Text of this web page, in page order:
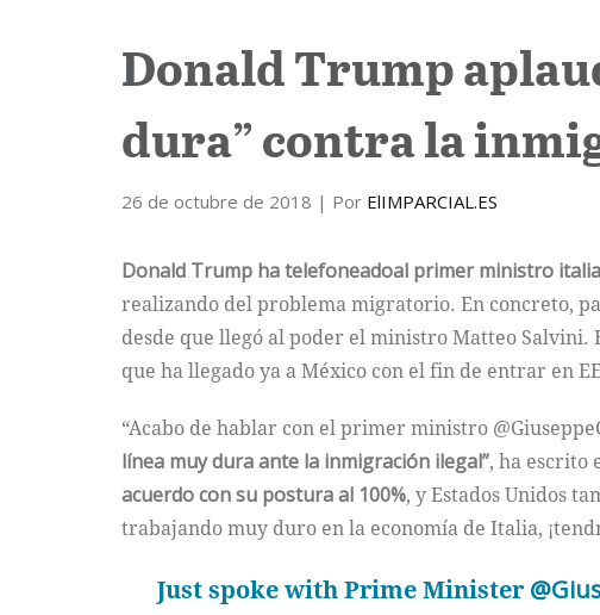
Donald Trump
dura” contra la
26 de octubre de 2018 | Por ElIMPARCIAL.ES
Donald Trump ha telefoneadoal primer ministro
realizando del problema migratorio. En concreto,
desde que llegó al poder el ministro Matteo
que ha llegado ya a México con el fin de entrar en
“Acabo de hablar con el primer ministro
línea muy dura ante la inmigración ilegal”, ha escrito
acuerdo con su postura al 100%, y Estados Unidos
trabajando muy duro en la economía de Italia,
Just spoke with Prime Minister